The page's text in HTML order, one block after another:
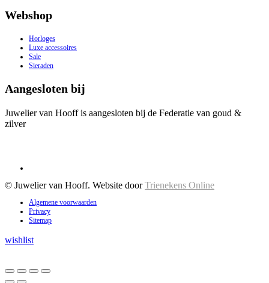
Webshop
Horloges
Luxe accessoires
Sale
Sieraden
Aangesloten bij
Juwelier van Hooff is aangesloten bij de Federatie van goud &
zilver
© Juwelier van Hooff. Website doorTrienekens Online
Algemene voorwaarden
Privacy
Sitemap
wishlist